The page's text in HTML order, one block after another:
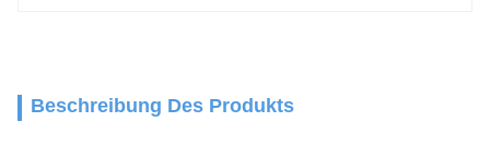
Beschreibung Des Produkts